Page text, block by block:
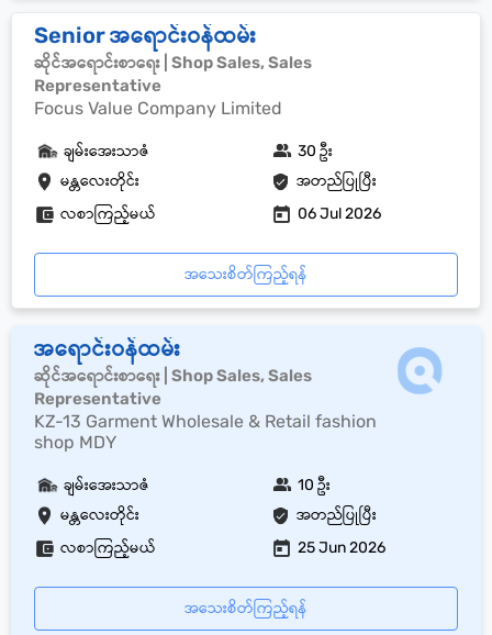
Senior အရောင်းဝန်ထမ်း
ဆိုင်အရောင်းစာရေး | Shop Sales, Sales
Representative
Focus Value Company Limited
မန္တလေးတိုင်း အတည်ပြုပြီး
ချမ်းအေးသာဇံ 30 ဦး
လစာကြည့်မယ် 06 Jul 2026
အသေးစိတ်ကြည့်ရန်
အရောင်းဝန်ထမ်း
ဆိုင်အရောင်းစာရေး | Shop Sales, Sales
Representative
KZ-13 Garment Wholesale & Retail fashion
shop MDY
မန္တလေးတိုင်း အတည်ပြုပြီး
ချမ်းအေးသာဇံ 10 ဦး
လစာကြည့်မယ် 25 Jun 2026
အသေးစိတ်ကြည့်ရန်